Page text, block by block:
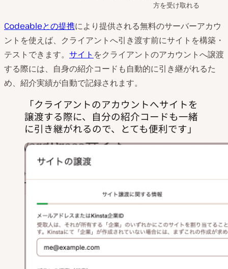
方を受け取れる
Codeableとの提携により提供される無料のサーバーアカウ
ントを使えば、クライアントへ引き渡す前にサイトを構築・
テストできます。 サイト をクライアントのアカウントへ譲渡
する際には、自身の紹介コードも自動的に引き継がれるた
め、紹介実績が自動で記録されます。
クライアントのアカウントへサイトを
譲渡する際に、自分の紹介コードも一緒
に引き継がれるので、とても便利です